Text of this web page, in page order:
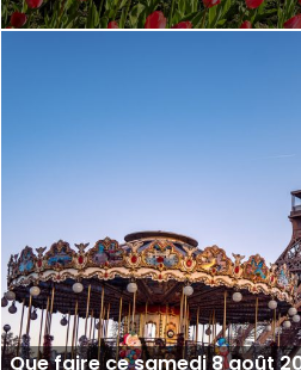
Que faire ce samedi 8 août